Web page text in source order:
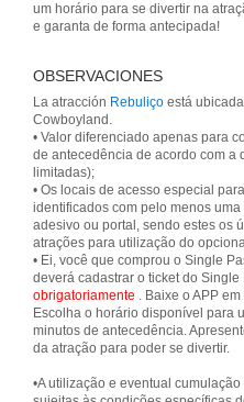
um horário para se divertir na
e garanta de forma antecipada!
OBSERVACIONES
La atracción Rebuliço está
Cowboyland.
• Valor diferenciado apenas para
de antecedência de acordo com
limitadas);
• Os locais de acesso especial
identificados com pelo menos
adesivo ou portal, sendo estes os
atrações para utilização do
• Ei, você que comprou o Single
deverá cadastrar o ticket do
obrigatoriamente . Baixe o APP
Escolha o horário disponível para
minutos de antecedência.
da atração para poder se divertir.
•A utilização e eventual